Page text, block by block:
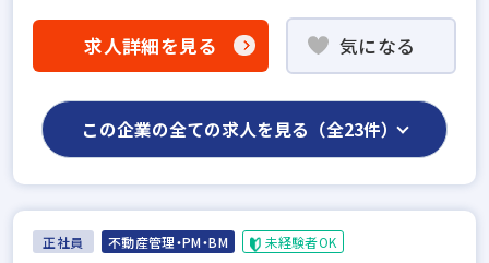
求人詳細を見る 気になる
この企業の全ての求人を見る（全23件）
正社員 不動産管理・PM・BM 未経験者OK